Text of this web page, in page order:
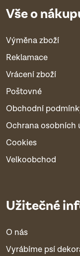
Vše o
Výměna zboží
Reklamace
Vrácení zboží
Poštovné
Obchodní
Ochrana osobních
Cookies
Velkoobchod
Užitečné
O nás
Vyrábíme psí